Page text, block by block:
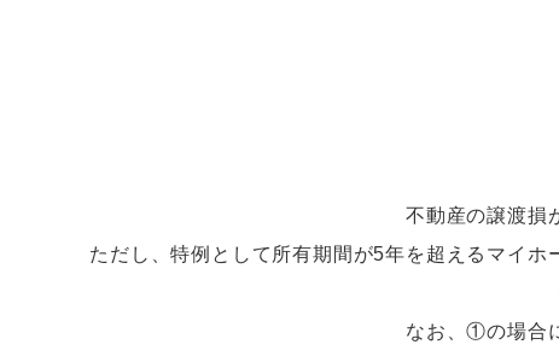
不動産の譲渡損
ただし、特例として所有期間が5年を超えるマイ
なお、①の場合